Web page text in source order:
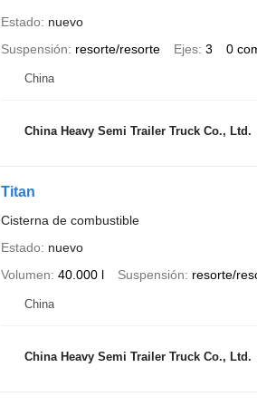
Estado
nuevo
Suspensión
resorte/resorte Ejes 3 0
China
China Heavy Semi Trailer Truck Co., Ltd.
Titan
Cisterna de combustible
Estado
nuevo
Volumen 40.000 l Suspensión resorte/
China
China Heavy Semi Trailer Truck Co., Ltd.